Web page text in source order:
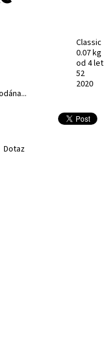
Classic
0.07 kg
od 4 let
52
2020
Dotaz